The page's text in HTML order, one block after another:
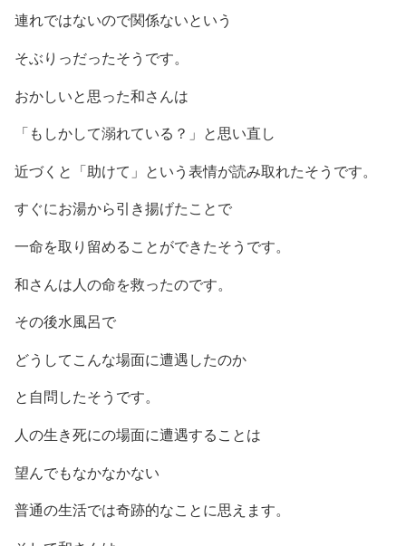
連れではないので関係ないという
そぶりっだったそうです。
おかしいと思った和さんは
「もしかして溺れている？」と思い直し
近づくと「助けて」という表情が読み取れたそうです。
すぐにお湯から引き揚げたことで
一命を取り留めることができたそうです。
和さんは人の命を救ったのです。
その後水風呂で
どうしてこんな場面に遭遇したのか
と自問したそうです。
人の生き死にの場面に遭遇することは
望んでもなかなかない
普通の生活では奇跡的なことに思えます。